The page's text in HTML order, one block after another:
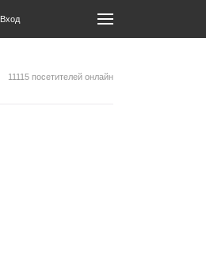
Вход
11115 посетителей онлайн